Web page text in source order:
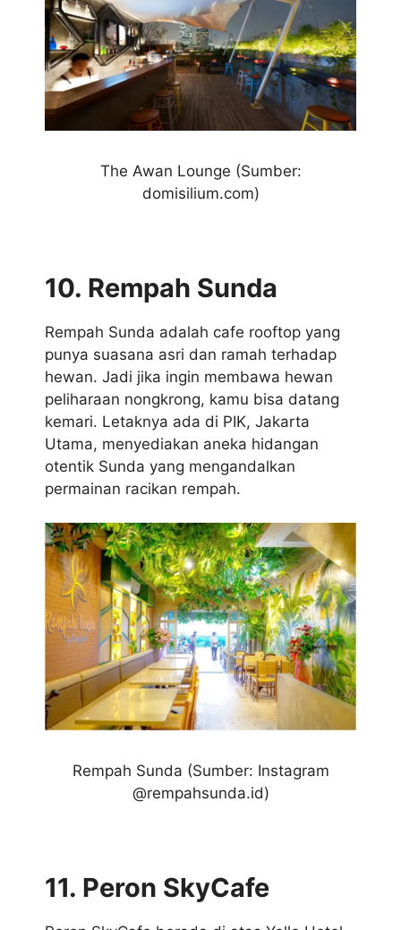
The Awan Lounge (Sumber:
domisilium.com)
10. Rempah Sunda
Rempah Sunda adalah cafe rooftop yang
punya suasana asri dan ramah terhadap
hewan. Jadi jika ingin membawa hewan
peliharaan nongkrong, kamu bisa datang
kemari. Letaknya ada di PIK, Jakarta
Utama, menyediakan aneka hidangan
otentik Sunda yang mengandalkan
permainan racikan rempah.
Rempah Sunda (Sumber: Instagram
@rempahsunda.id)
11. Peron SkyCafe